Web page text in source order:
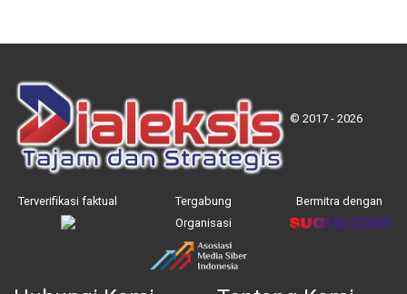
© 2017 - 2026
Terverifikasi faktual
Tergabung
Organisasi
Bermitra dengan